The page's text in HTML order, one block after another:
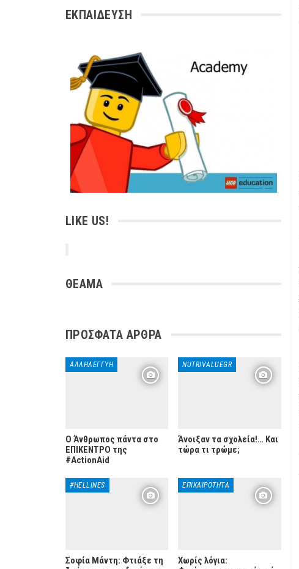
ΕΚΠΑΙΔΕΥΣΗ
LIKE US!
ΘΕΑΜΑ
ΠΡΌΣΦΑΤΑ ΆΡΘΡΑ
ΑΛΛΗΛΕΓΓΎΗ
Ο Άνθρωπος πάντα στο
ΕΠΙΚΕΝΤΡΟ της
#ActionAid
NUTRIVALUEGR
Άνοιξαν τα σχολεία!… Και
τώρα τι τρώμε;
#HELLINES
Σοφία Μάντη: Φτιάξε τη
ΕΠΙΚΑΙΡΌΤΗΤΑ
Χωρίς λόγια: